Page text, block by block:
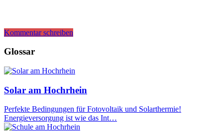
Kommentar schreiben
Glossar
Solar am Hochrhein
Perfekte Bedingungen für Fotovoltaik und Solarthermie!
Energieversorgung ist wie das Int…